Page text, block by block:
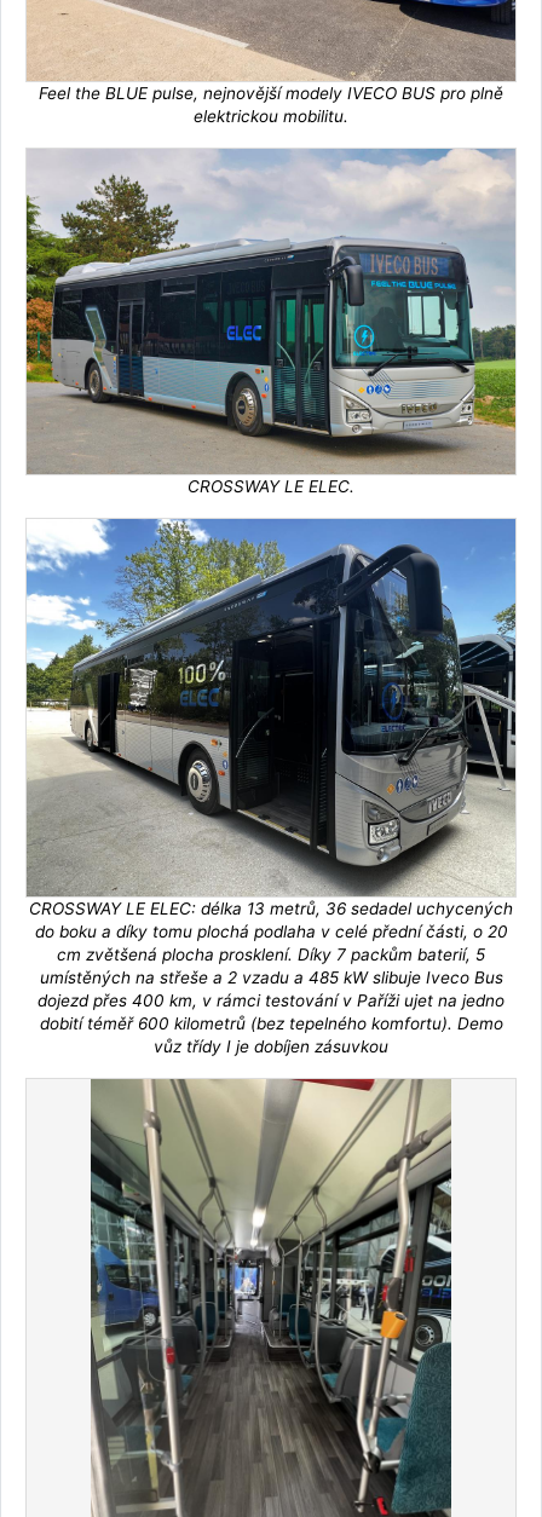
Feel the BLUE pulse, nejnovější modely IVECO BUS pro plně
elektrickou mobilitu.
CROSSWAY LE ELEC.
CROSSWAY LE ELEC: délka 13 metrů, 36 sedadel uchycených
do boku a díky tomu plochá podlaha v celé přední části, o 20
cm zvětšená plocha prosklení. Díky 7 packům baterií, 5
umístěných na střeše a 2 vzadu a 485 kW slibuje Iveco Bus
dojezd přes 400 km, v rámci testování v Paříži ujet na jedno
dobití téměř 600 kilometrů (bez tepelného komfortu). Demo
vůz třídy I je dobíjen zásuvkou